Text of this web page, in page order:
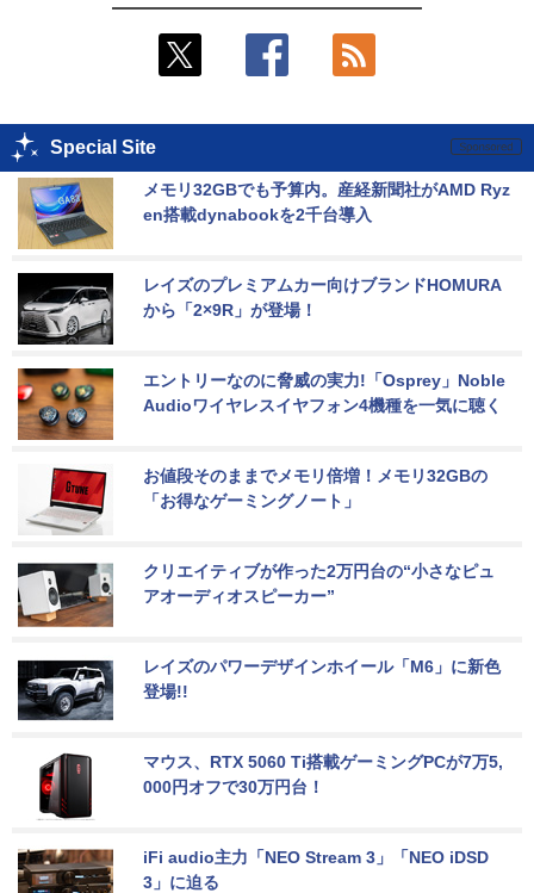
Special Site
メモリ32GBでも予算内。産経新聞社がAMD Ryz
en搭載dynabookを2千台導入
レイズのプレミアムカー向けブランドHOMURA
から「2×9R」が登場！
エントリーなのに脅威の実力!「Osprey」Noble
Audioワイヤレスイヤフォン4機種を一気に聴く
お値段そのままでメモリ倍増！メモリ32GBの
「お得なゲーミングノート」
クリエイティブが作った2万円台の“小さなピュ
アオーディオスピーカー”
レイズのパワーデザインホイール「M6」に新色
登場!!
マウス、RTX 5060 Ti搭載ゲーミングPCが7万5,
000円オフで30万円台！
iFi audio主力「NEO Stream 3」「NEO iDSD
3」に迫る